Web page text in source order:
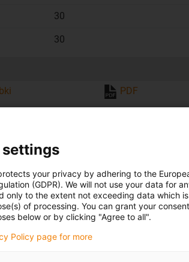
30
30
PDF
C C1 C2 A2 H2
your privacy by adhering to the
(GDPR). We will not use your data for
only to the extent not exceeding data which
of processing. You can grant your
below or by clicking "Agree to all".
Policy page for more